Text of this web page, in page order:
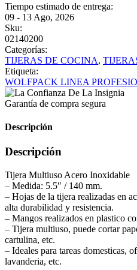
Tiempo estimado de entrega:
09 - 13 Ago, 2026
Sku:
02140200
Categorías:
TIJERAS DE COCINA,
Etiqueta:
WOLFPACK LINEA
Garantía de compra segura
Descripción
Descripción
Tijera Multiuso Acero Inoxidable
– Medida: 5.5″ / 140 mm.
– Hojas de la tijera realizadas en
alta durabilidad y resistencia.
– Mangos realizados en plastico
– Tijera multiuso, puede cortar
cartulina, etc.
– Ideales para tareas domesticas,
lavanderia, etc.